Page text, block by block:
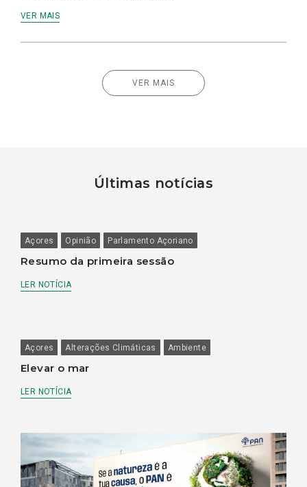
VER MAIS
VER MAIS
Últimas notícias
Açores Opinião Parlamento Açoriano
Resumo da primeira sessão
LER NOTÍCIA
Açores Alterações Climáticas Ambiente
Elevar o mar
LER NOTÍCIA